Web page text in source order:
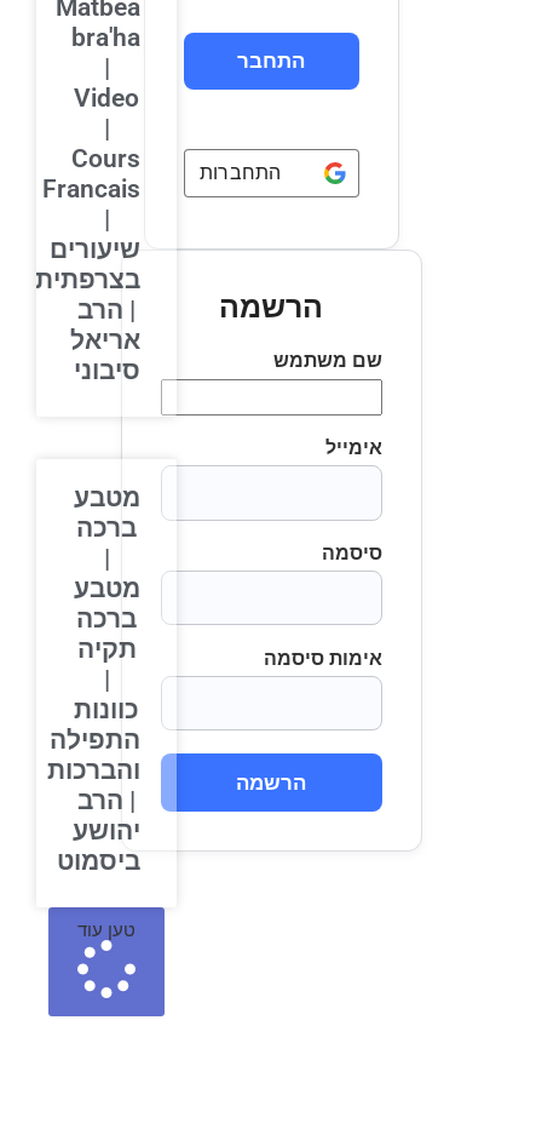
התחברות באמצעותGoogle
הרשמה
שם משתמש
אימייל
סיסמה
אימות סיסמה
הרשמה
Matbea
bra'ha
Video
Cours
Francais
שיעורים
בצרפתית
| הרב
אריאל
סיבוני
מטבע
ברכה
מטבע
ברכה
תקיה
כוונות
התפילה
והברכות
| הרב
יהושע
ביסמוט
טען עוד